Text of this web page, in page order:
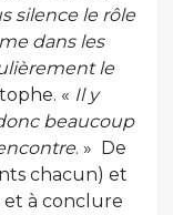
silence le rôle
dans les
le
« Il y
beaucoup
. » De
chacun) et
et à conclure